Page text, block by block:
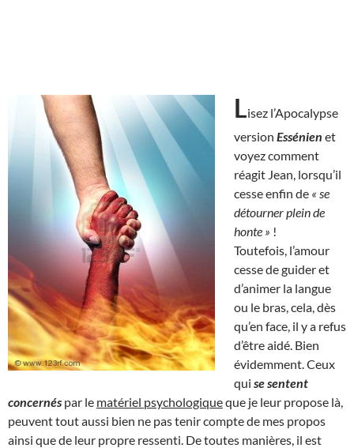
Lisez l’Apocalypse
version Essénien et
voyez comment
réagit Jean, lorsqu’il
cesse enfin de « se
détourner plein de
honte » !
Toutefois, l’amour
cesse de guider et
d’animer la langue
ou le bras, cela, dès
qu’en face, il y a refus
d’être aidé. Bien
évidemment. Ceux
qui se sentent
concernés par le matériel psychologiqueque je leur propose là,
peuvent tout aussi bien ne pas tenir compte de mes propos
ainsi que de leur propre ressenti. De toutes manières, il est